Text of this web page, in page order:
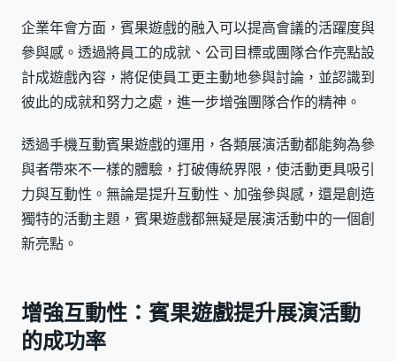
企業年會方面，賓果遊戲的融入可以提高會議的活躍度與
參與感。透過將員工的成就、公司目標或團隊合作亮點設
計成遊戲內容，將促使員工更主動地參與討論，並認識到
彼此的成就和努力之處，進一步增強團隊合作的精神。
透過手機互動賓果遊戲的運用，各類展演活動都能夠為參
與者帶來不一樣的體驗，打破傳統界限，使活動更具吸引
力與互動性。無論是提升互動性、加強參與感，還是創造
獨特的活動主題，賓果遊戲都無疑是展演活動中的一個創
新亮點。
增強互動性：賓果遊戲提升展演活動
的成功率